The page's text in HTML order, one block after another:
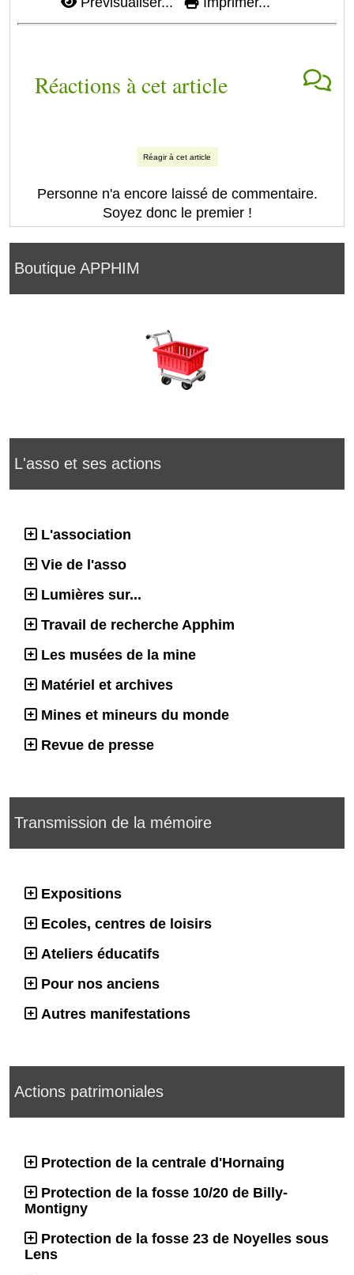
Boutique APPHIM
L'asso et ses actions
L'association
Vie de l'asso
Lumières sur...
Travail de recherche Apphim
Les musées de la mine
Matériel et archives
Mines et mineurs du monde
Revue de presse
Transmission de la mémoire
Expositions
Ecoles, centres de loisirs
Ateliers éducatifs
Pour nos anciens
Autres manifestations
Actions patrimoniales
Protection de la centrale d'Hornaing
Protection de la fosse 10/20 de Billy-
Montigny
Protection de la fosse 23 de Noyelles sous
Lens
Réactions à cet article
Réagir à cet article
Personne n'a encore laissé de commentaire.
Soyez donc le premier !